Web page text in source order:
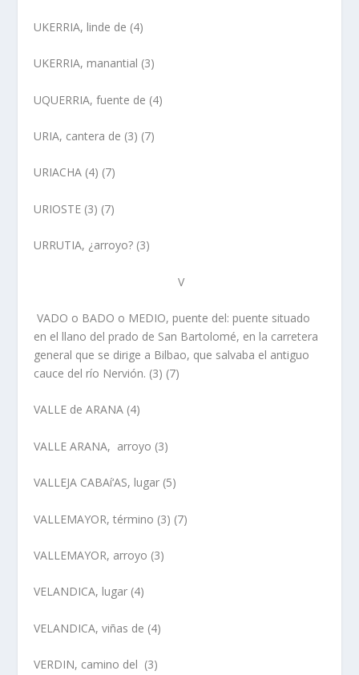
UKERRIA, linde de (4)
UKERRIA, manantial (3)
UQUERRIA, fuente de (4)
URIA, cantera de (3) (7)
URIACHA (4) (7)
URIOSTE (3) (7)
URRUTIA, ¿arroyo? (3)
V
VADO o BADO o MEDIO, puente del: puente situado
en el llano del prado de San Bartolomé, en la carretera
general que se dirige a Bilbao, que salvaba el antiguo
cauce del rí­o Nervión. (3) (7)
VALLE de ARANA (4)
VALLE ARANA, arroyo (3)
VALLEJA CABAí‘AS, lugar (5)
VALLEMAYOR, término (3) (7)
VALLEMAYOR, arroyo (3)
VELANDICA, lugar (4)
VELANDICA, viñas de (4)
VERDIN, camino del (3)